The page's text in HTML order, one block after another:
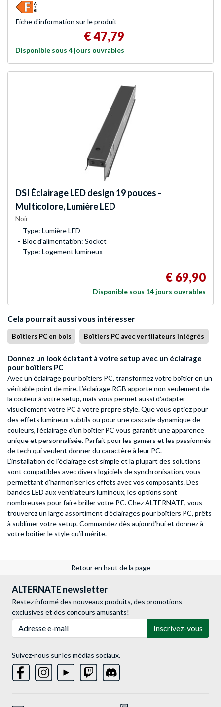
€ 47,79
Disponible sous 4 jours ouvrables
Fiche d'infor­mation sur le produit
DSI Éclairage LED design 19 pouces -
Multicolore, Lumière LED
Noir
Type: Lumière LED
Bloc d'alimentation: Socket
Type: Logement lumineux
€ 69,90
Disponible sous 14 jours ouvrables
Cela pourrait aussi vous intéresser
Boîtiers PC en bois Boîtiers PC avec ventilateurs intégrés
Donnez un look éclatant à votre setup avec un éclairage
pour boîtiers PC
Avec un éclairage pour boîtiers PC, transformez votre boîtier en un
véritable point de mire. L’éclairage RGB apporte non seulement de
la couleur à votre setup, mais vous permet aussi d’adapter
visuellement votre PC à votre propre style. Que vous optiez pour
des effets lumineux subtils ou pour une cascade dynamique de
couleurs, l’éclairage d’un boîtier PC vous garantit une apparence
unique et personnalisée. Parfait pour les gamers et les passionnés
de tech qui veulent donner du caractère à leur PC.
L’installation de l’éclairage est simple et la plupart des solutions
sont compatibles avec divers logiciels de synchronisation, vous
permettant d’harmoniser les effets avec vos composants. Des
bandes LED aux ventilateurs lumineux, les options sont
nombreuses pour faire briller votre PC. Chez ALTERNATE, vous
trouverez un large assortiment d’éclairages pour boîtiers PC, prêts
à sublimer votre setup. Commandez dès aujourd’hui et donnez à
votre boîtier le style qu’il mérite.
Retour en haut de la page
ALTERNATE newsletter
Restez informé des nouveaux produits, des promotions
exclusives et des concours amusants!
Inscrivez-vous
Suivez-nous sur les médias sociaux.